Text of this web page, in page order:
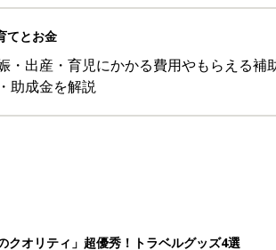
る「魔の3週目」って何？「魔の3カ月」もある
じた瞬間